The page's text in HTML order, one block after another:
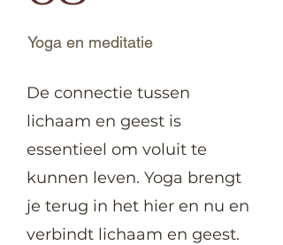
Yoga en meditatie
De connectie tussen
lichaam en geest is
essentieel om voluit te
kunnen leven. Yoga brengt
je terug in het hier en nu en
verbindt lichaam en geest.